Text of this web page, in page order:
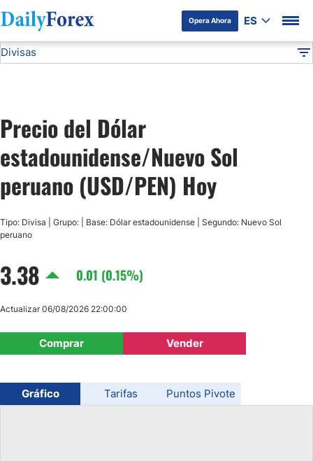
Opera Ahora ES
Divulgación del Anunciante
Divisas
USD/JPY
GBP/USD
USD/CHF
Precio del Dólar
estadounidense/Nuevo Sol
peruano (USD/PEN) Hoy
Tipo: Divisa | Grupo: | Base: Dólar estadounidense | Segundo: Nuevo Sol
peruano
3.38 0.01 (0.15%)
Comprar Vender
Actualizar 06/08/2026 22:00:00
Gráfico Tarifas Puntos Pivote